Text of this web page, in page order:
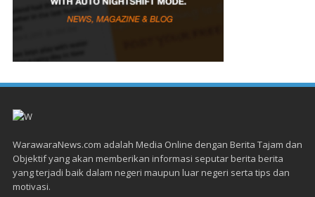
WarawaraNews.com adalah Media Online dengan Berita Tajam dan
Objektif yang akan memberikan informasi seputar berita berita
yang terjadi baik dalam negeri maupun luar negeri serta tips dan
motivasi.